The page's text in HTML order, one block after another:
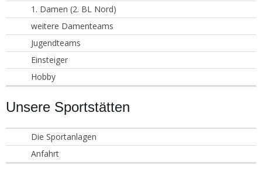
1. Damen (2. BL Nord)
weitere Damenteams
Jugendteams
Einsteiger
Hobby
Unsere Sportstätten
Die Sportanlagen
Anfahrt